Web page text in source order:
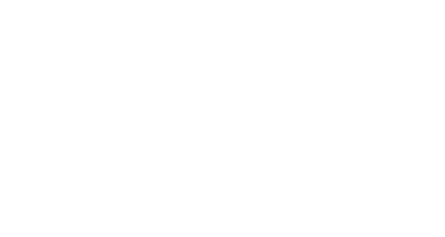
tay trẻ em.